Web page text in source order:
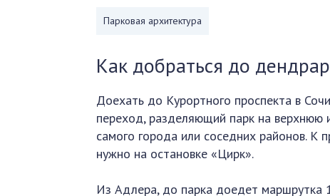
Парковая архитектура
Как добраться до
Доехать до Курортного проспекта в
переход, разделяющий парк на верхнюю
самого города или соседних районов. К
нужно на остановке «Цирк».
Из Адлера, до парка доедет маршрутка